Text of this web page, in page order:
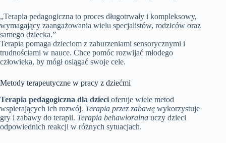
„Terapia pedagogiczna to proces długotrwały i kompleksowy,
wymagający zaangażowania wielu specjalistów, rodziców oraz
samego dziecka.”
Terapia pomaga dzieciom z zaburzeniami sensorycznymi i
trudnościami w nauce. Chce pomóc rozwijać młodego
człowieka, by mógł osiągać swoje cele.
Metody terapeutyczne w pracy z dziećmi
Terapia pedagogiczna dla dzieci oferuje wiele metod
wspierających ich rozwój. Terapia przez zabawę wykorzystuje
gry i zabawy do terapii. Terapia behawioralna uczy dzieci
odpowiednich reakcji w różnych sytuacjach.